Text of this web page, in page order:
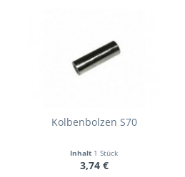
Kolbenbolzen S70
Inhalt 1 Stück
3,74 €